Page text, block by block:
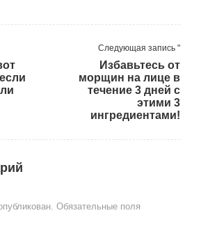
Следующая запись "
Избавьтесь от
морщин на лице в
течение 3 дней с
этими 3
ингредиентами!
Обязательные поля